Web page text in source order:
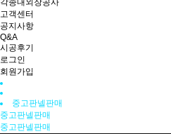
각종내외장공사
고객센터
공지사항
Q&A
시공후기
로그인
회원가입
중고판넬판매
중고판넬판매
중고판넬판매